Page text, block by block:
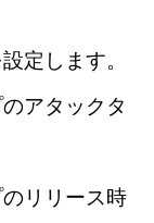
定します。
アタックタ
リリース時